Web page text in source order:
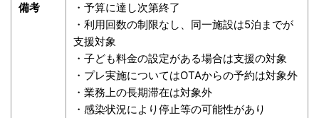
備考
・予算に達し次第終了
・利用回数の制限なし、同一施設は5泊までが
支援対象
・子ども料金の設定がある場合は支援の対象
・プレ実施についてはOTAからの予約は対象外
・業務上の長期滞在は対象外
・感染状況により停止等の可能性があり